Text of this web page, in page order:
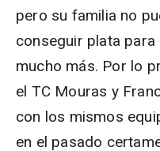
pero su familia no
conseguir plata
mucho más. Por lo
el TC Mouras y
con los mismos
en el pasado